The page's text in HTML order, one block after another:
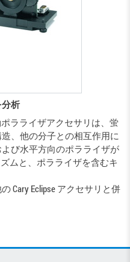
析
ポラライザアクセサリは、蛍
、他の分子との相互作用に
び水平方向のポラライザが
ムと、ポラライザを含むキ
Cary Eclipse アクセサリと併